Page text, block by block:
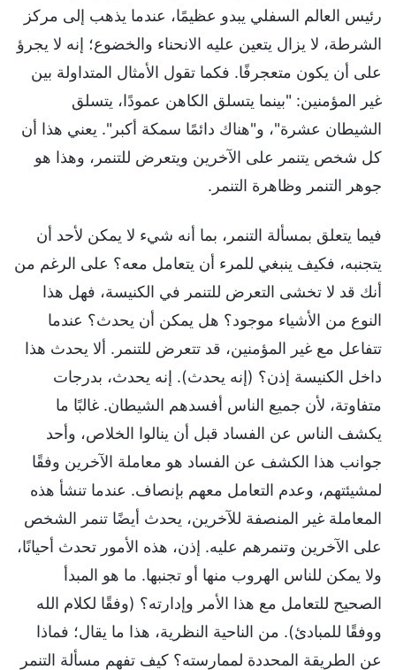
رئيس العالم السفلي يبدو عظيمًا، عندما يذهب إلى مركز
الشرطة، لا يزال يتعين عليه الانحناء والخضوع؛ إنه لا يجرؤ
على أن يكون متعجرفًا. فكما تقول الأمثال المتداولة بين
غير المؤمنين: "بينما يتسلق الكاهن عمودًا، يتسلق
الشيطان عشرة"، و"هناك دائمًا سمكة أكبر". يعني هذا أن
كل شخص يتنمر على الآخرين ويتعرض للتنمر، وهذا هو
جوهر التنمر وظاهرة التنمر.
فيما يتعلق بمسألة التنمر، بما أنه شيء لا يمكن لأحد أن
يتجنبه، فكيف ينبغي للمرء أن يتعامل معه؟ على الرغم من
أنك قد لا تخشى التعرض للتنمر في الكنيسة، فهل هذا
النوع من الأشياء موجود؟ هل يمكن أن يحدث؟ عندما
تتفاعل مع غير المؤمنين، قد تتعرض للتنمر. ألا يحدث هذا
داخل الكنيسة إذن؟ (إنه يحدث). إنه يحدث، بدرجات
متفاوتة، لأن جميع الناس أفسدهم الشيطان. غالبًا ما
يكشف الناس عن الفساد قبل أن ينالوا الخلاص، وأحد
جوانب هذا الكشف عن الفساد هو معاملة الآخرين وفقًا
لمشيئتهم، وعدم التعامل معهم بإنصاف. عندما تنشأ هذه
المعاملة غير المنصفة للآخرين، يحدث أيضًا تنمر الشخص
على الآخرين وتنمرهم عليه. إذن، هذه الأمور تحدث أحيانًا،
ولا يمكن للناس الهروب منها أو تجنبها. ما هو المبدأ
الصحيح للتعامل مع هذا الأمر وإدارته؟ (وفقًا لكلام الله
ووفقًا للمبادئ). من الناحية النظرية، هذا ما يقال؛ فماذا
عن الطريقة المحددة لممارسته؟ كيف تفهم مسألة التنمر